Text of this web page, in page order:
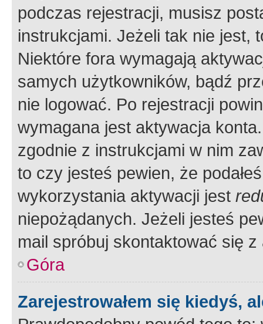
podczas rejestracji, musisz
instrukcjami. Jeżeli tak nie jest,
Niektóre fora wymagają
samych użytkowników, bądź
nie logować. Po rejestracji
wymagana jest aktywacja
zgodnie z instrukcjami w nim
to czy jesteś pewien, że
wykorzystania aktywacji jest
niepożądanych. Jeżeli jesteś
mail spróbuj skontaktować się
Góra
Zarejestrowałem się kiedyś,